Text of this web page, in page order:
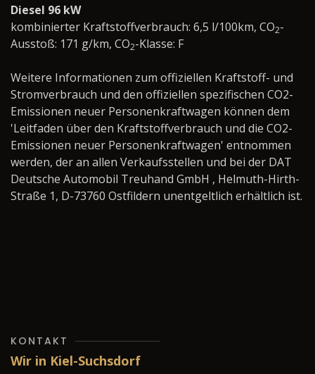
Diesel 96 kW
kombinierter Kraftstoffverbrauch: 6,5 l/100km, CO2-
Ausstoß: 171 g/km, CO2-Klasse: F
Weitere Informationen zum offiziellen Kraftstoff- und
Stromverbrauch und den offiziellen spezifischen CO2-
Emissionen neuer Personenkraftwagen können dem
'Leitfaden über den Kraftstoffverbrauch und die CO2-
Emissionen neuer Personenkraftwagen' entnommen
werden, der an allen Verkaufsstellen und bei der DAT
Deutsche Automobil Treuhand GmbH , Helmuth-Hirth-
Straße 1, D-73760 Ostfildern unentgeltlich erhältlich ist.
KONTAKT
Wir in Kiel-Suchsdorf